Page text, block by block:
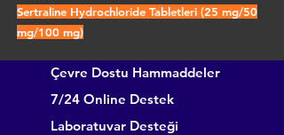
Sertraline Hydrochloride Tabletleri (25 mg/50
mg/100 mg)
Çevre Dostu Hammaddeler
7/24 Online Destek
Laboratuvar Desteği